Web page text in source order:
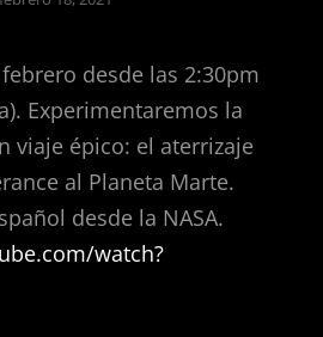
desde las 2:30pm
Experimentaremos la
viaje épico: el aterrizaje
al Planeta Marte.
desde la NASA.
watch?